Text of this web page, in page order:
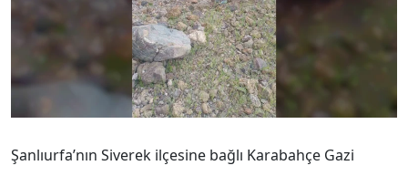
Şanlıurfa’nın Siverek ilçesine bağlı Karabahçe Gazi